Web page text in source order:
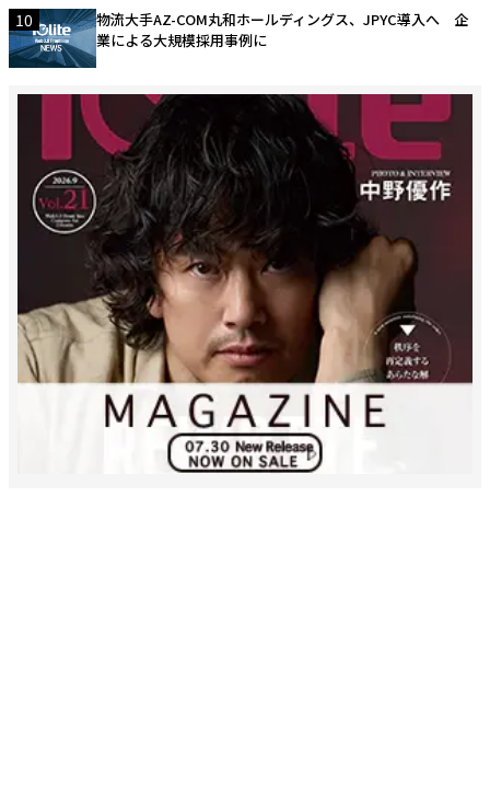
10
物流大手AZ-COM丸和ホールディングス、JPYC導入へ 企
業による大規模採用事例に